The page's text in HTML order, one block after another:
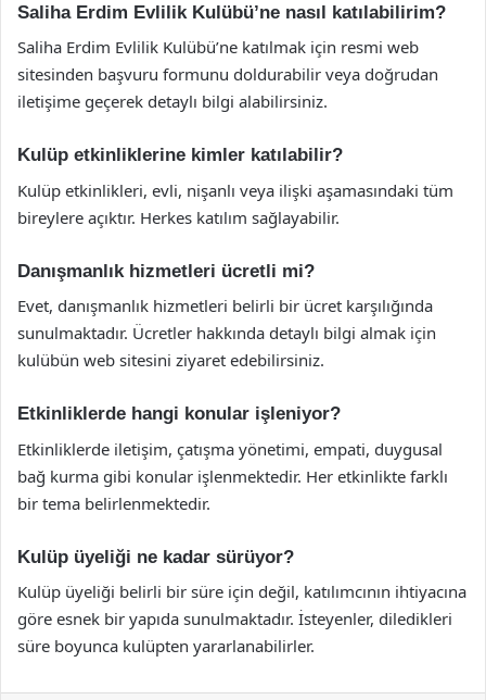
Saliha Erdim Evlilik Kulübü’ne nasıl katılabilirim?
Saliha Erdim Evlilik Kulübü’ne katılmak için resmi web
sitesinden başvuru formunu doldurabilir veya doğrudan
iletişime geçerek detaylı bilgi alabilirsiniz.
Kulüp etkinliklerine kimler katılabilir?
Kulüp etkinlikleri, evli, nişanlı veya ilişki aşamasındaki tüm
bireylere açıktır. Herkes katılım sağlayabilir.
Danışmanlık hizmetleri ücretli mi?
Evet, danışmanlık hizmetleri belirli bir ücret karşılığında
sunulmaktadır. Ücretler hakkında detaylı bilgi almak için
kulübün web sitesini ziyaret edebilirsiniz.
Etkinliklerde hangi konular işleniyor?
Etkinliklerde iletişim, çatışma yönetimi, empati, duygusal
bağ kurma gibi konular işlenmektedir. Her etkinlikte farklı
bir tema belirlenmektedir.
Kulüp üyeliği ne kadar sürüyor?
Kulüp üyeliği belirli bir süre için değil, katılımcının ihtiyacına
göre esnek bir yapıda sunulmaktadır. İsteyenler, diledikleri
süre boyunca kulüpten yararlanabilirler.